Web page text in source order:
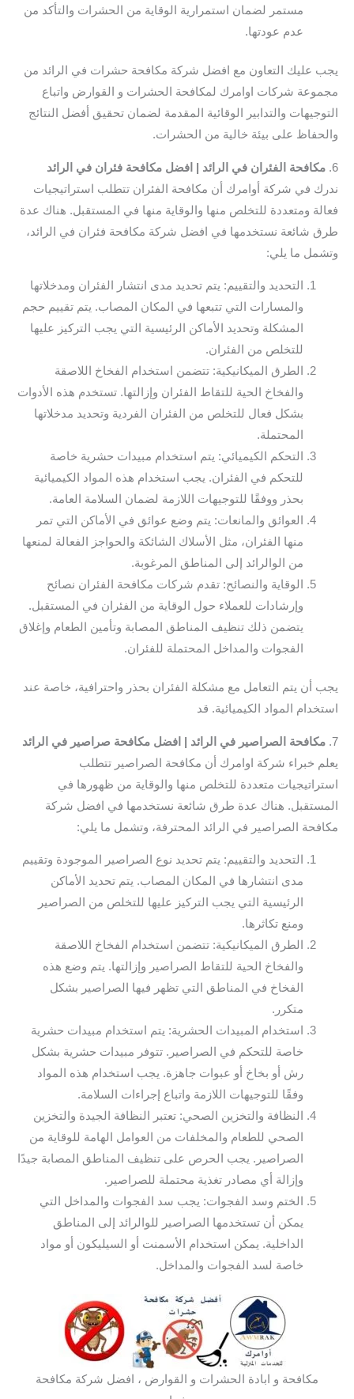
مستمر لضمان استمرارية الوقاية من الحشرات والتأكد من
عدم عودتها.
يجب عليك التعاون مع افضل شركة مكافحة حشرات في الرائد من
مجموعة شركات اوامرك لمكافحة الحشرات و القوارض واتباع
التوجيهات والتدابير الوقائية المقدمة لضمان تحقيق أفضل النتائج
والحفاظ على بيئة خالية من الحشرات.
6. مكافحة الفئران في الرائد | افضل مكافحة فئران في الرائد
ندرك في شركة أوامرك أن مكافحة الفئران تتطلب استراتيجيات
فعالة ومتعددة للتخلص منها والوقاية منها في المستقبل. هناك عدة
طرق شائعة نستخدمها في افضل شركة مكافحة فئران في الرائد،
وتشمل ما يلي:
التحديد والتقييم: يتم تحديد مدى انتشار الفئران ومدخلاتها
والمسارات التي تتبعها في المكان المصاب. يتم تقييم حجم
المشكلة وتحديد الأماكن الرئيسية التي يجب التركيز عليها
للتخلص من الفئران.
الطرق الميكانيكية: تتضمن استخدام الفخاخ اللاصقة
والفخاخ الحية للتقاط الفئران وإزالتها. تستخدم هذه الأدوات
بشكل فعال للتخلص من الفئران الفردية وتحديد مدخلاتها
المحتملة.
التحكم الكيميائي: يتم استخدام مبيدات حشرية خاصة
للتحكم في الفئران. يجب استخدام هذه المواد الكيميائية
بحذر ووفقًا للتوجيهات اللازمة لضمان السلامة العامة.
العوائق والمانعات: يتم وضع عوائق في الأماكن التي تمر
منها الفئران، مثل الأسلاك الشائكة والحواجز الفعالة لمنعها
من الوالرائد إلى المناطق المرغوبة.
الوقاية والنصائح: تقدم شركات مكافحة الفئران نصائح
وإرشادات للعملاء حول الوقاية من الفئران في المستقبل.
يتضمن ذلك تنظيف المناطق المصابة وتأمين الطعام وإغلاق
الفجوات والمداخل المحتملة للفئران.
يجب أن يتم التعامل مع مشكلة الفئران بحذر واحترافية، خاصة عند
استخدام المواد الكيميائية. قد
7. مكافحة الصراصير في الرائد | افضل مكافحة صراصير في الرائد
يعلم خبراء شركة اوامرك أن مكافحة الصراصير تتطلب
استراتيجيات متعددة للتخلص منها والوقاية من ظهورها في
المستقبل. هناك عدة طرق شائعة نستخدمها في افضل شركة
مكافحة الصراصير في الرائد المحترفة، وتشمل ما يلي:
التحديد والتقييم: يتم تحديد نوع الصراصير الموجودة وتقييم
مدى انتشارها في المكان المصاب. يتم تحديد الأماكن
الرئيسية التي يجب التركيز عليها للتخلص من الصراصير
ومنع تكاثرها.
الطرق الميكانيكية: تتضمن استخدام الفخاخ اللاصقة
والفخاخ الحية للتقاط الصراصير وإزالتها. يتم وضع هذه
الفخاخ في المناطق التي تظهر فيها الصراصير بشكل
متكرر.
استخدام المبيدات الحشرية: يتم استخدام مبيدات حشرية
خاصة للتحكم في الصراصير. تتوفر مبيدات حشرية بشكل
رش أو بخاخ أو عبوات جاهزة. يجب استخدام هذه المواد
وفقًا للتوجيهات اللازمة واتباع إجراءات السلامة.
النظافة والتخزين الصحي: تعتبر النظافة الجيدة والتخزين
الصحي للطعام والمخلفات من العوامل الهامة للوقاية من
الصراصير. يجب الحرص على تنظيف المناطق المصابة جيدًا
وإزالة أي مصادر تغذية محتملة للصراصير.
الختم وسد الفجوات: يجب سد الفجوات والمداخل التي
يمكن أن تستخدمها الصراصير للوالرائد إلى المناطق
الداخلية. يمكن استخدام الأسمنت أو السيليكون أو مواد
خاصة لسد الفجوات والمداخل.
مكافحة و ابادة الحشرات و القوارض ، افضل شركة مكافحة